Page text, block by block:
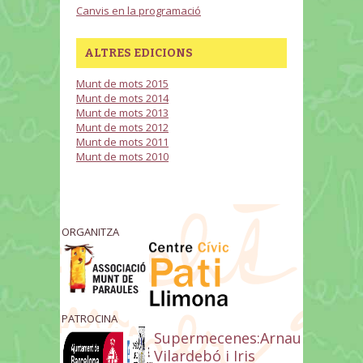
Canvis en la programació
ALTRES EDICIONS
Munt de mots 2015
Munt de mots 2014
Munt de mots 2013
Munt de mots 2012
Munt de mots 2011
Munt de mots 2010
ORGANITZA
PATROCINA
Supermecenes:Arnau
Vilardebó i Iris